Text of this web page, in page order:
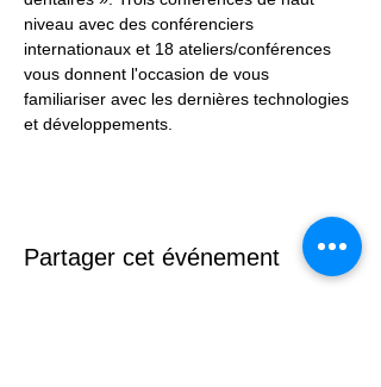
niveau avec des conférenciers
internationaux et 18 ateliers/conférences
vous donnent l'occasion de vous
familiariser avec les dernières technologies
et développements.
Partager cet événement